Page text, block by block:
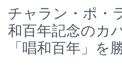
チャラン・ポ・
和百年記念のカ
「唱和百年」を